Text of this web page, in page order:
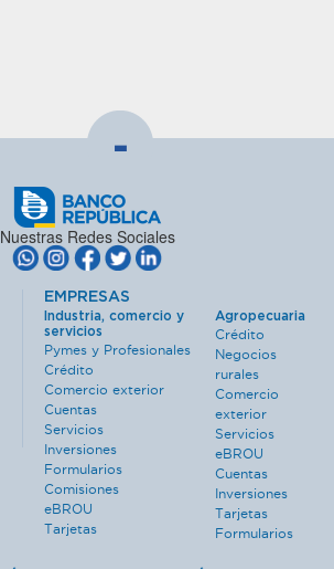
-
Nuestras Redes Sociales
EMPRESAS
Industria, comercio y
servicios
Pymes y Profesionales
Crédito
Comercio exterior
Cuentas
Servicios
Inversiones
Formularios
Comisiones
eBROU
Tarjetas
Agropecuaria
Crédito
Negocios
rurales
Comercio
exterior
Servicios
eBROU
Cuentas
Inversiones
Tarjetas
Formularios